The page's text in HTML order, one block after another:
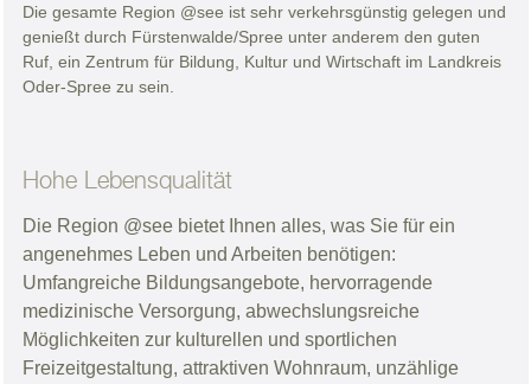
Die gesamte Region @see ist sehr verkehrsgünstig gelegen und
genießt durch Fürstenwalde/Spree unter anderem den guten
Ruf, ein Zentrum für Bildung, Kultur und Wirtschaft im Landkreis
Oder-Spree zu sein.
Hohe Lebensqualität
Die Region @see bietet Ihnen alles, was Sie für ein
angenehmes Leben und Arbeiten benötigen:
Umfangreiche Bildungsangebote, hervorragende
medizinische Versorgung, abwechslungsreiche
Möglichkeiten zur kulturellen und sportlichen
Freizeitgestaltung, attraktiven Wohnraum, unzählige